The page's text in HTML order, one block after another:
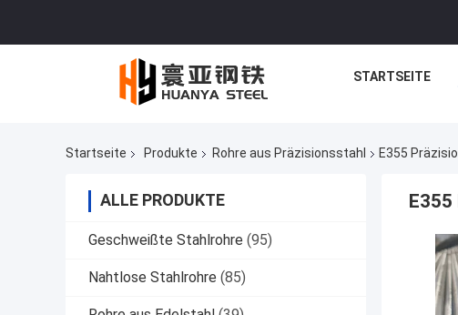
STARTSEITE
Startseite Produkte Rohre aus Präzisionsstahl E355
ALLE PRODUKTE
Geschweißte Stahlrohre (95)
Nahtlose Stahlrohre (85)